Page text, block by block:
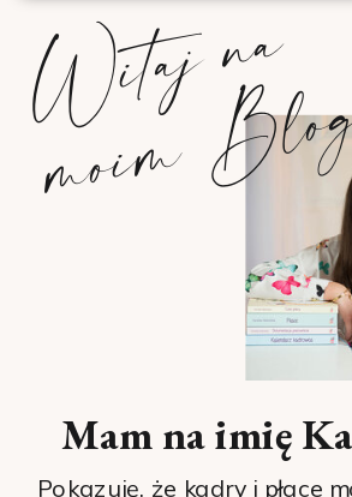
W
i
t
a
j
n
a
m
o
i
m
B
l
o
g
u
Pokazuję, że kadry i płace
Mam na imię